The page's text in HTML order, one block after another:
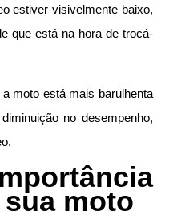
estiver visivelmente baixo,
que está na hora de trocá-
moto está mais barulhenta
no desempenho,
moto